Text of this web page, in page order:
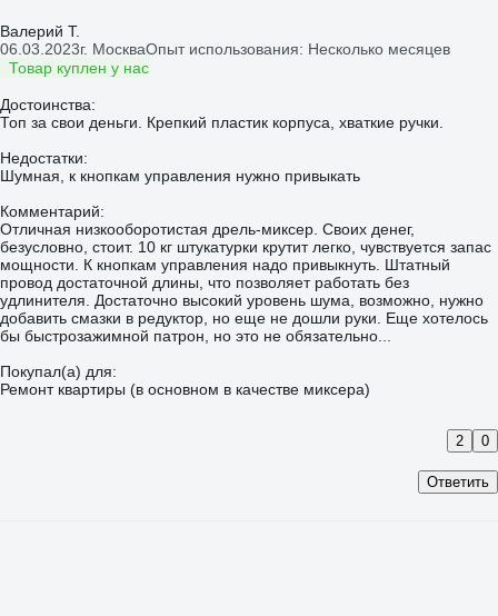
Валерий Т.
06.03.2023г. МоскваОпыт использования: Несколько месяцев
Товар куплен у нас
Достоинства:
Топ за свои деньги. Крепкий пластик корпуса, хваткие ручки.
Недостатки:
Шумная, к кнопкам управления нужно привыкать
Комментарий:
Отличная низкооборотистая дрель-миксер. Своих денег,
безусловно, стоит. 10 кг штукатурки крутит легко, чувствуется запас
мощности. К кнопкам управления надо привыкнуть. Штатный
провод достаточной длины, что позволяет работать без
удлинителя. Достаточно высокий уровень шума, возможно, нужно
добавить смазки в редуктор, но еще не дошли руки. Еще хотелось
бы быстрозажимной патрон, но это не обязательно...
Покупал(а) для:
Ремонт квартиры (в основном в качестве миксера)
Ответить
2 0